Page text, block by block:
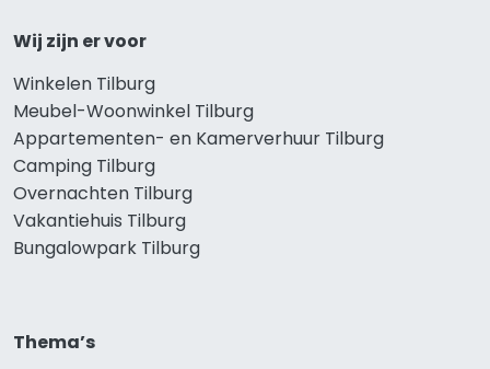
Wij zijn er voor
Winkelen Tilburg
Meubel-Woonwinkel Tilburg
Appartementen- en Kamerverhuur Tilburg
Camping Tilburg
Overnachten Tilburg
Vakantiehuis Tilburg
Bungalowpark Tilburg
Thema’s